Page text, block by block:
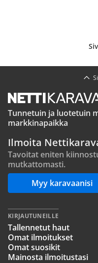
Tunnetuin ja luotetuin
markkinapaikka
Ilmoita
Tavoitat eniten
mutkattomasti.
Myy karavaanisi
KIRJAUTUNEILLE
Tallennetut haut
Omat ilmoitukset
Omat suosikit
Mainosta ilmoitustasi